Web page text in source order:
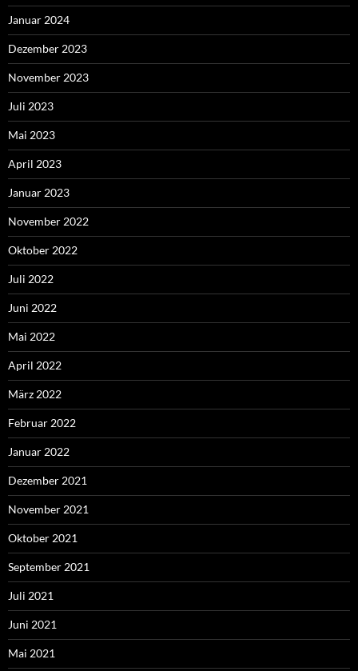
Januar 2024
Dezember 2023
November 2023
Juli 2023
Mai 2023
April 2023
Januar 2023
November 2022
Oktober 2022
Juli 2022
Juni 2022
Mai 2022
April 2022
März 2022
Februar 2022
Januar 2022
Dezember 2021
November 2021
Oktober 2021
September 2021
Juli 2021
Juni 2021
Mai 2021